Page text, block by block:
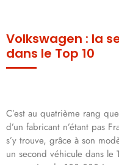
Volkswagen : la
dans le Top 10
C’est au quatrième rang
d’un fabricant n’étant pas
s’y trouve, grâce à son
un second véhicule dans